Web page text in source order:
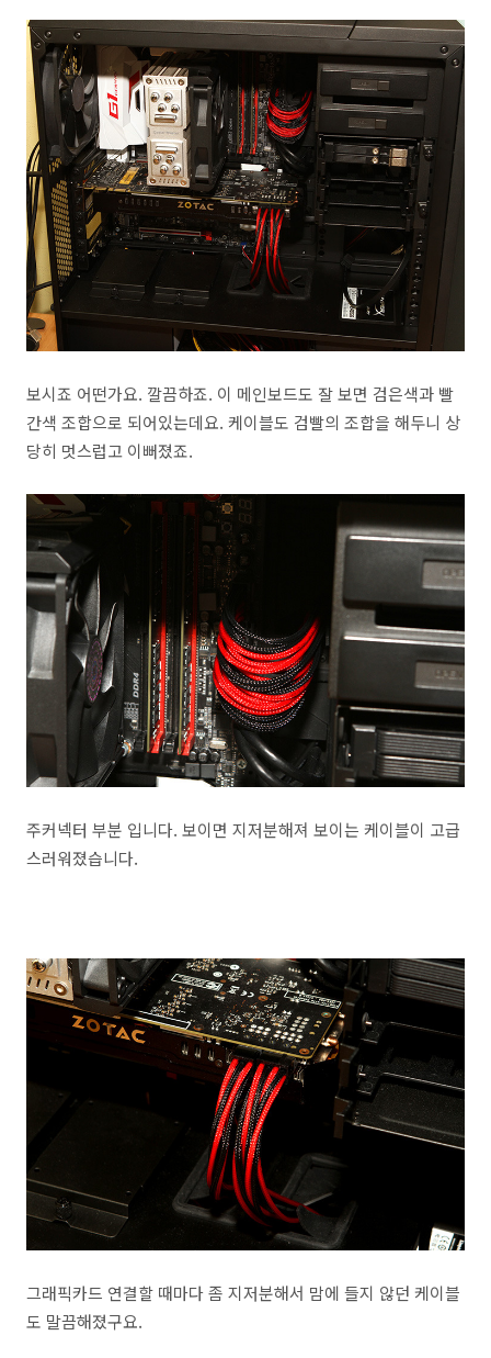
보시죠 어떤가요. 깔끔하죠. 이 메인보드도 잘 보면 검은색과 빨
간색 조합으로 되어있는데요. 케이블도 검빨의 조합을 해두니 상
당히 멋스럽고 이뻐졌죠.
주커넥터 부분 입니다. 보이면 지저분해져 보이는 케이블이 고급
스러워졌습니다.
그래픽카드 연결할 때마다 좀 지저분해서 맘에 들지 않던 케이블
도 말끔해졌구요.